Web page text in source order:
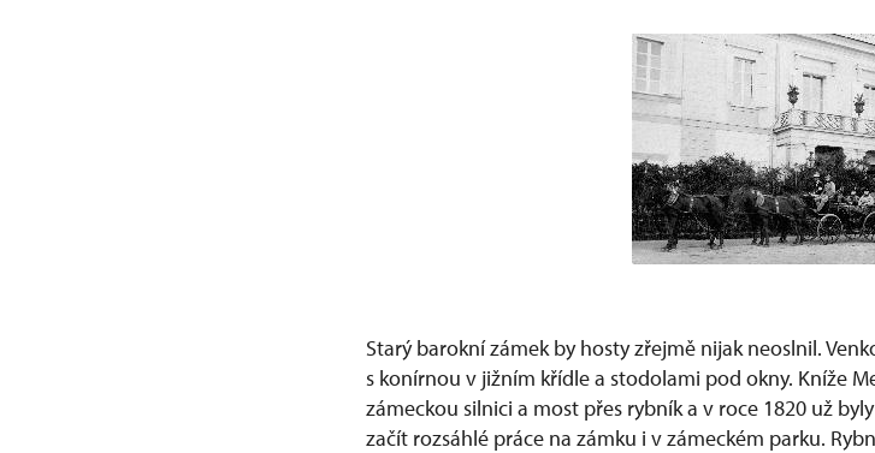
Starý barokní zámek by hosty zřejmě nijak neoslnil.
s konírnou v jižním křídle a stodolami pod okny. Kníže
zámeckou silnici a most přes rybník a v roce 1820 už
začít rozsáhlé práce na zámku i v zámeckém parku.